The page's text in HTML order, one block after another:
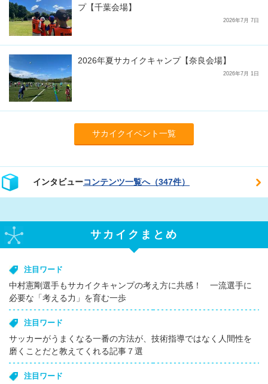
プ【千葉会場】
2026年7月 7日
2026年夏サカイクキャンプ【奈良会場】
2026年7月 1日
サカイクイベント一覧
インタビューコンテンツ一覧へ（347件）
サカイクまとめ
注目ワード
中村憲剛選手もサカイクキャンプの考え方に共感！ 一流選手に
必要な「考える力」を育む一歩
注目ワード
サッカーがうまくなる一番の方法が、技術指導ではなく人間性を
磨くことだと教えてくれる記事７選
注目ワード